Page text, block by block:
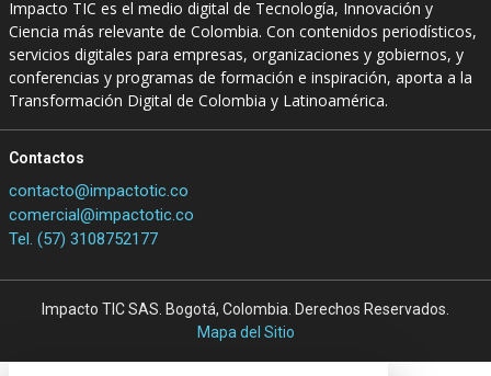
Impacto TIC es el medio digital de Tecnología, Innovación y
Ciencia más relevante de Colombia. Con contenidos periodísticos,
servicios digitales para empresas, organizaciones y gobiernos, y
conferencias y programas de formación e inspiración, aporta a la
Transformación Digital de Colombia y Latinoamérica.
Contactos
contacto@impactotic.co
comercial@impactotic.co
Tel. (57) 3108752177
Impacto TIC SAS. Bogotá, Colombia. Derechos Reservados.
Mapa del Sitio